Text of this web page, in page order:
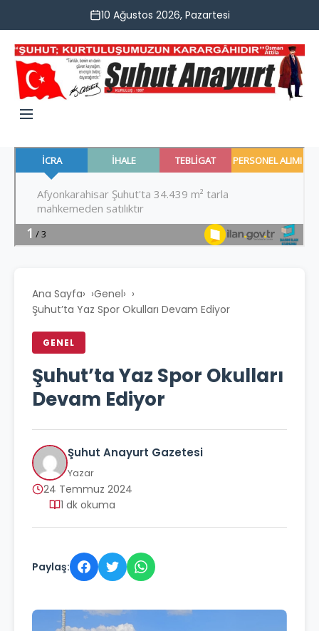
10 Ağustos 2026, Pazartesi
Ana Sayfa› Genel›
Şuhut’ta Yaz Spor Okulları Devam Ediyor
GENEL
Şuhut’ta Yaz Spor Okulları
Devam Ediyor
Şuhut Anayurt Gazetesi
Yazar
24 Temmuz 2024
1 dk okuma
Paylaş: